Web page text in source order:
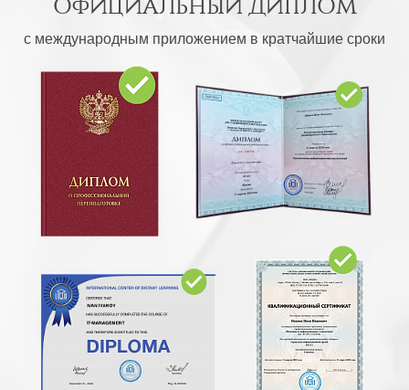
ОФИЦИАЛЬНЫЙ ДИПЛОМ
с международным приложением в кратчайшие сроки